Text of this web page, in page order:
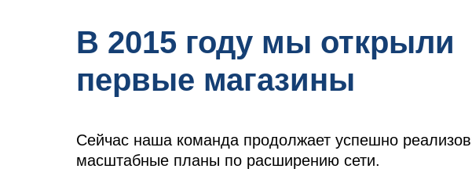
В 2015 году мы открыли
первые магазины
Сейчас наша команда продолжает успешно
масштабные планы по расширению сети.